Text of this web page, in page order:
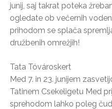
junij, saj takrat poteka
ogledate ob večernih
prihodom se splača
družbenih omrežjih!
Tata Tóvároskert
Med 7. in 23. junijem
Tatinem Csekeligetu Med
sprehodom lahko poleg